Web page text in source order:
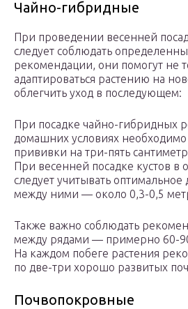
Чайно-гибридные
При проведении весенней
следует соблюдать
рекомендации, они помогут не
адаптироваться растению на
облегчить уход в последующем:
При посадке чайно-гибридных
домашних условиях необходимо
прививки на три-пять
При весенней посадке кустов в
следует учитывать оптимальное
между ними — около 0,3-0,5
Также важно соблюдать
между рядами — примерно 60-
На каждом побеге растения
по две-три хорошо развитых
Почвопокровные